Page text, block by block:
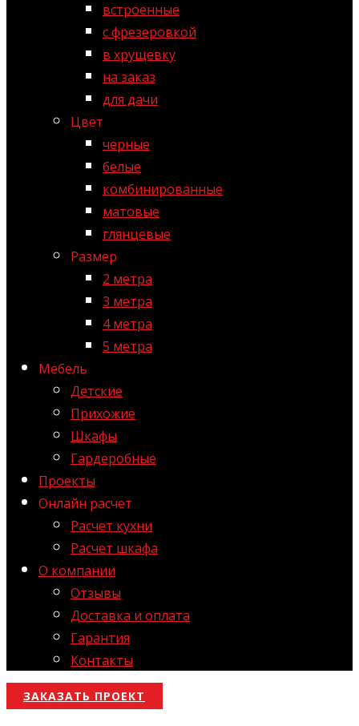
встроенные
с фрезеровкой
в хрущевку
на заказ
для дачи
Цвет
черные
белые
комбинированные
матовые
глянцевые
Размер
2 метра
3 метра
4 метра
5 метра
Мебель
Детские
Прихожие
Шкафы
Гардеробные
Проекты
Онлайн расчет
Расчет кухни
Расчет шкафа
О компании
Отзывы
Доставка и оплата
Гарантия
Контакты
ЗАКАЗАТЬ ПРОЕКТ